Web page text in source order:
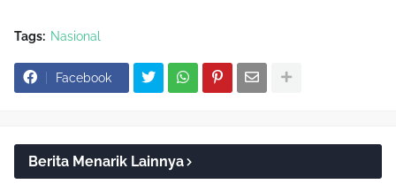
Tags: Nasional
Facebook
Berita Menarik Lainnya